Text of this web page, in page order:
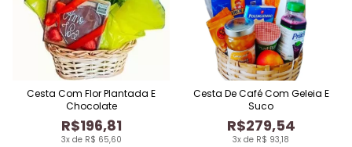
3x de R$ 65,60
R$196,81
Cesta Com Flor Plantada E
Chocolate
3x de R$ 93,18
R$279,54
Cesta De Café Com Geleia E
Suco